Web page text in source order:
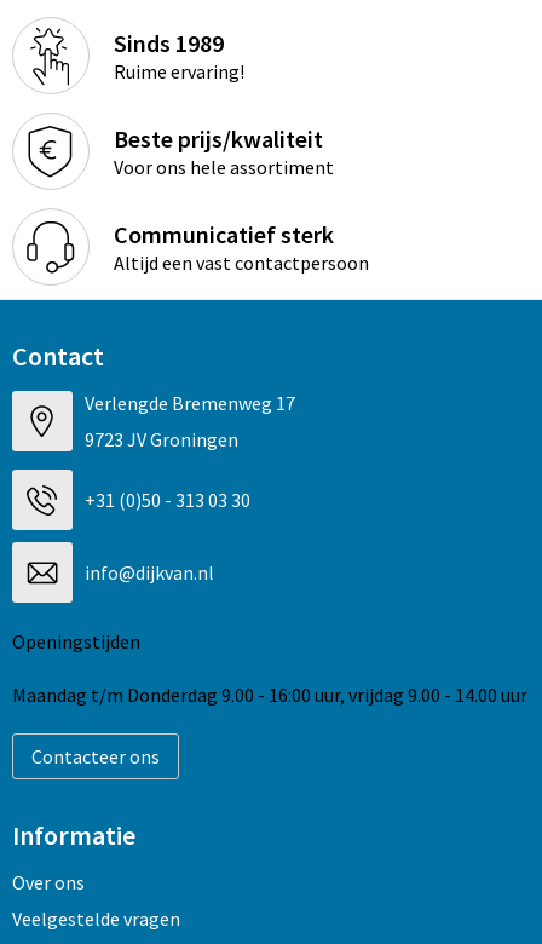
Sinds 1989
Ruime ervaring!
Beste prijs/kwaliteit
Voor ons hele assortiment
Communicatief sterk
Altijd een vast contactpersoon
Contact
Verlengde Bremenweg 17
9723 JV Groningen
+31 (0)50 - 313 03 30
info@dijkvan.nl
Openingstijden
Maandag t/m Donderdag 9.00 - 16:00 uur, vrijdag 9.00 - 14.00 uur
Contacteer ons
Informatie
Over ons
Veelgestelde vragen